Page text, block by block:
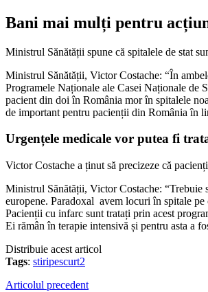
Bani mai mulți pentru
Ministrul Sănătății spune că spitalele de stat
Ministrul Sănătății, Victor Costache: “În
Programele Naționale ale Casei Naționale de
pacient din doi în România mor în spitalele
de important pentru pacienții din România în
Urgențele medicale vor putea fi
Victor Costache a ținut să precizeze că
Ministrul Sănătății, Victor Costache:
europene. Paradoxal avem locuri în spitale
Pacienții cu infarc sunt tratați prin acest
Ei rămân în terapie intensivă și pentru asta a
Distribuie acest articol
Tags: stiripescurt2
Articolul precedent